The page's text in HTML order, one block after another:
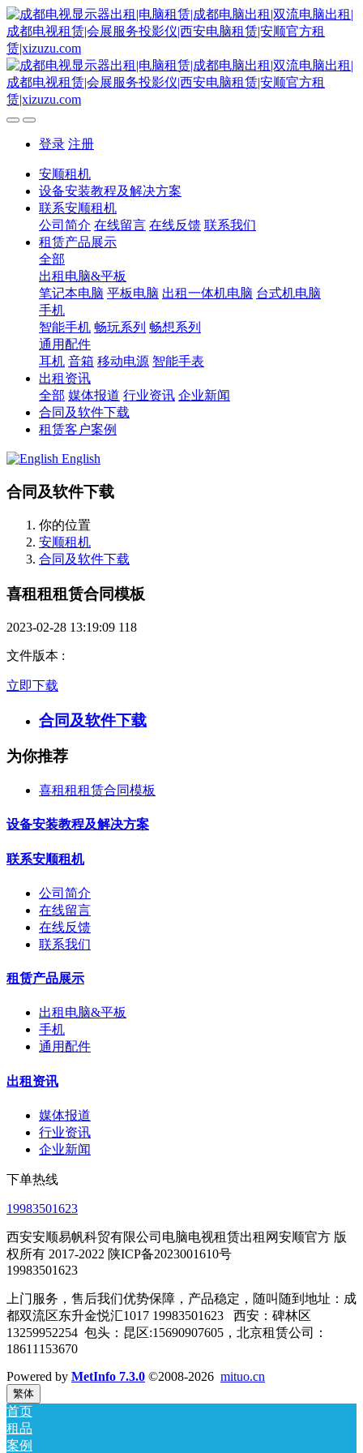
登录 注册
安顺租机
设备安装教程及解决方案
联系安顺租机
公司简介 在线留言 在线反馈 联系我们
租赁产品展示
全部
出租电脑&平板
笔记本电脑 平板电脑 出租一体机电脑 台式机电脑
手机
智能手机 畅玩系列 畅想系列
通用配件
耳机 音箱 移动电源 智能手表
出租资讯
全部 媒体报道 行业资讯 企业新闻
合同及软件下载
租赁客户案例
English
合同及软件下载
你的位置
安顺租机
合同及软件下载
喜租租租赁合同模板
2023-02-28 13:19:09 118
文件版本 :
立即下载
合同及软件下载
为你推荐
喜租租租赁合同模板
设备安装教程及解决方案
联系安顺租机
公司简介
在线留言
在线反馈
联系我们
租赁产品展示
出租电脑&平板
手机
通用配件
出租资讯
媒体报道
行业资讯
企业新闻
下单热线
19983501623
西安安顺易帆科贸有限公司电脑电视租赁出租网安顺官方 版
权所有 2017-2022 陕ICP备2023001610号
19983501623
上门服务，售后我们优势保障，产品稳定，随叫随到地址：成
都双流区东升金悦汇1017 19983501623 西安：碑林区
13259952254 包头：昆区:15690907605，北京租赁公司：
18611153670
Powered by MetInfo 7.3.0 ©2008-2026 mituo.cn
繁体
首页
租品
案例